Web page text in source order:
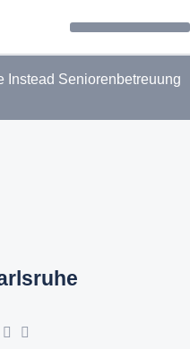
Instead Seniorenbetreuung